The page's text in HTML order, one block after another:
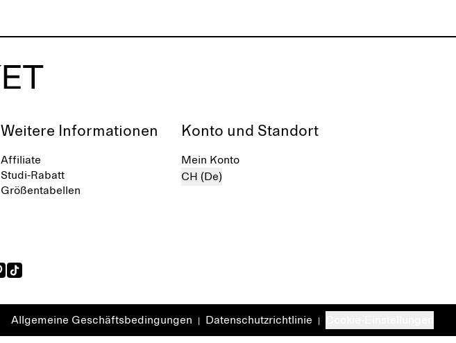
Weitere Informationen
Affiliate
Studi-Rabatt
Größentabellen
Konto und Standort
Mein Konto
CH (De)
Allgemeine Geschäftsbedingungen Datenschutzrichtlinie